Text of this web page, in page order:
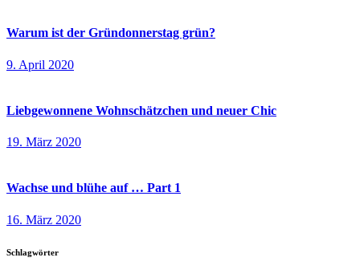
Warum ist der Gründonnerstag grün?
9. April 2020
Liebgewonnene Wohnschätzchen und neuer Chic
19. März 2020
Wachse und blühe auf … Part 1
16. März 2020
Schlagwörter